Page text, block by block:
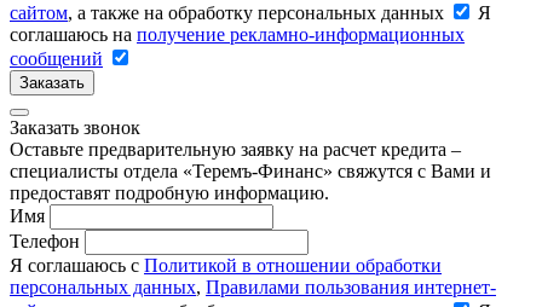
сайтом, а также на обработку персональных данных
Я
соглашаюсь на получение рекламно-информационных
сообщений
Заказать
Заказать звонок
Оставьте предварительную заявку на расчет кредита –
специалисты отдела «Теремъ-Финанс» свяжутся с Вами и
предоставят подробную информацию.
Имя
Телефон
Я соглашаюсь с Политикой в отношении обработки
персональных данных, Правилами пользования интернет-